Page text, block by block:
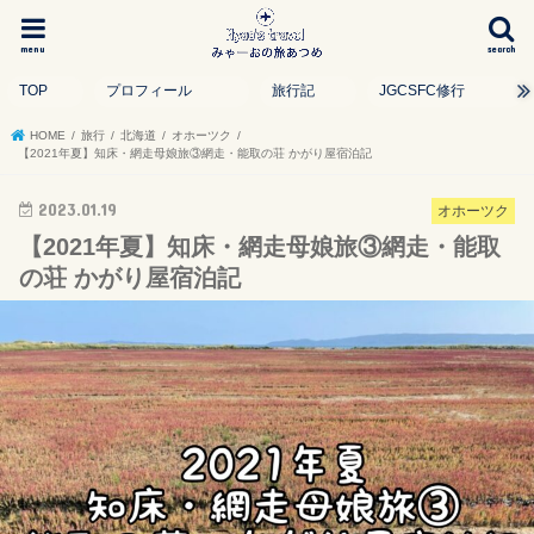
search
menu
TOP プロフィール 旅行記 JGCSFC修行
HOME 旅行 北海道
オホーツク
【2021年夏】知床・網走母娘旅③網走・能取の荘 かがり屋宿泊記
オホーツク
2023.01.19
【2021年夏】知床・網走母娘旅③網走・能取
の荘 かがり屋宿泊記